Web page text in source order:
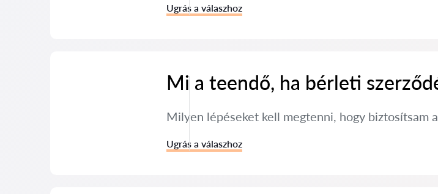
Ugrás a válaszhoz
Mi a teendő, ha bérleti
Milyen lépéseket kell megtenni, hogy biztosítsam
Ugrás a válaszhoz